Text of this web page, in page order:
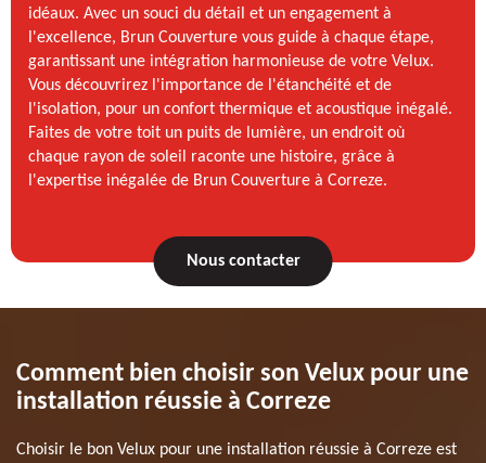
idéaux. Avec un souci du détail et un engagement à
l'excellence, Brun Couverture vous guide à chaque étape,
garantissant une intégration harmonieuse de votre Velux.
Vous découvrirez l'importance de l'étanchéité et de
l'isolation, pour un confort thermique et acoustique inégalé.
Faites de votre toit un puits de lumière, un endroit où
chaque rayon de soleil raconte une histoire, grâce à
l'expertise inégalée de Brun Couverture à Correze.
Nous contacter
Comment bien choisir son Velux pour une
installation réussie à Correze
Choisir le bon Velux pour une installation réussie à Correze est